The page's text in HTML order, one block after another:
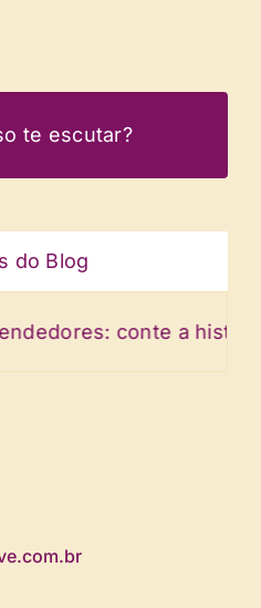
te escutar?
do Blog
conte a história da